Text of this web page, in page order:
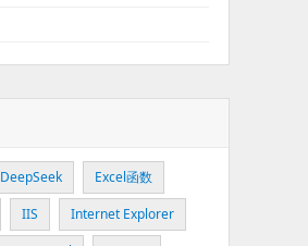
DeepSeek
Excel函数
IIS
Internet Explorer